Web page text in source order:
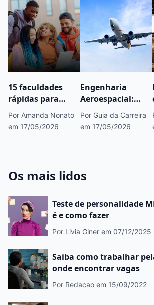
15 faculdades
rápidas para
fazer concurso
público que você
precisa conhecer
Por Amanda Nonato
em 17/05/2026
Engenharia
Aeroespacial:
saiba tudo sobre
esse curso
Por Guia da Carreira
em 17/05/2026
Os mais lidos
Teste de personalidade
é e como fazer
Por Livia Giner em 07/12/2025
Saiba como trabalhar
onde encontrar vagas
Por Redacao em 15/09/2022